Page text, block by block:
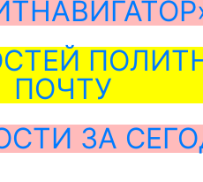
ПОЧТУ
ЗА